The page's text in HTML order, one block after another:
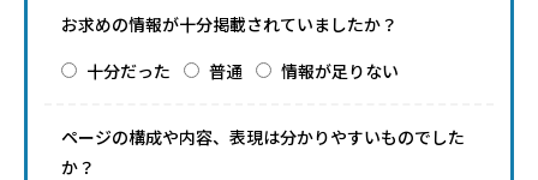
お求めの情報が十分掲載されていましたか？
十分だった
普通 情報が足りない
ページの構成や内容、表現は分かりやすいものでした
か？